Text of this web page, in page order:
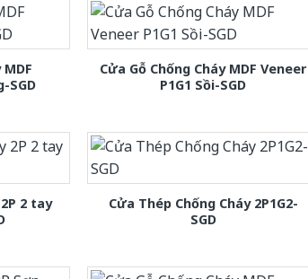
SGD
Cửa Gỗ Chống Cháy MDF Veneer
P1G1 Sồi-SGD
2 tay
Cửa Thép Chống Cháy 2P1G2-
SGD